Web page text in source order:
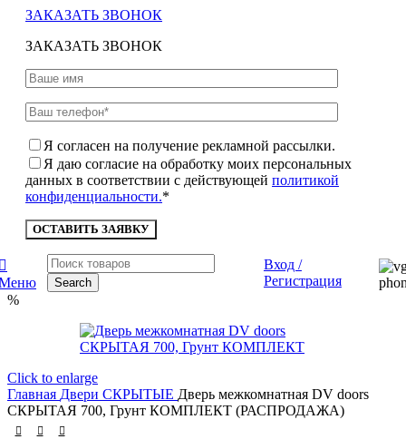
ЗАКАЗАТЬ ЗВОНОК
ЗАКАЗАТЬ ЗВОНОК
Я согласен на получение рекламной рассылки.
Я даю согласие на обработку моих персональных
данных в соответствии с действующей политикой
конфиденциальности.*
Search
Вход /
Регистрация
%
Click to enlarge
Главная Двери СКРЫТЫЕ Дверь межкомнатная DV doors
СКРЫТАЯ 700, Грунт КОМПЛЕКТ (РАСПРОДАЖА)